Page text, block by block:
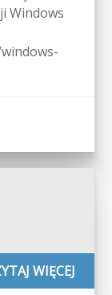
Windows
WIĘCEJ